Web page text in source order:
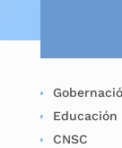
Educación
CNSC